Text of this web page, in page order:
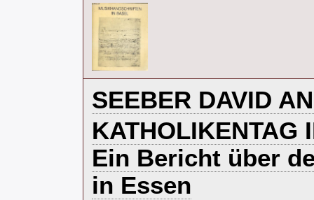
‎SEEBER DAVID
‎KATHOLIKENTAG
Ein Bericht über
in Essen‎